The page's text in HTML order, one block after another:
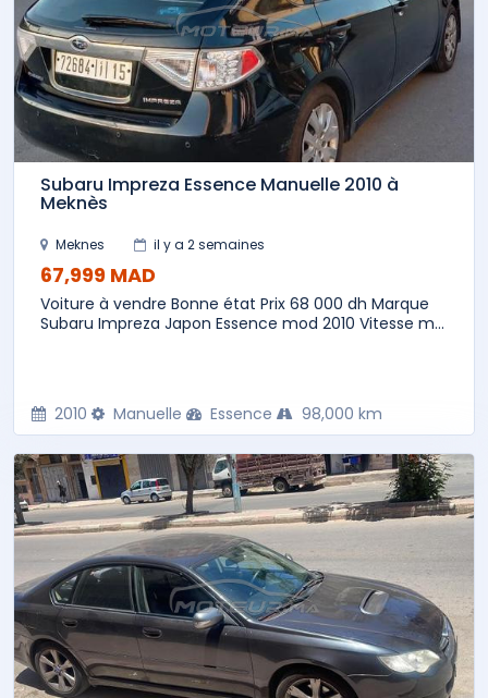
Subaru Impreza Essence Manuelle 2010 à
Meknès
Meknes il y a 2 semaines
67,999 MAD
Voiture à vendre Bonne état Prix 68 000 dh Marque
Subaru Impreza Japon Essence mod 2010 Vitesse m...
2010 Manuelle Essence 98,000 km